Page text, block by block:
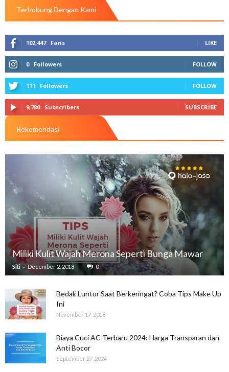
Terhubung Dengan Kami
102,447 Fans LIKE
0 Followers FOLLOW
111 Followers FOLLOW
9,780 Subscribers SUBSCRIBE
Rekomendasi
Miliki Kulit Wajah Merona Seperti Bunga Mawar
Siti - December 2, 2018 0
Bedak Luntur Saat Berkeringat? Coba Tips Make Up
Ini
November 17, 2018
Biaya Cuci AC Terbaru 2024: Harga Transparan dan
Anti Bocor
September 27, 2024